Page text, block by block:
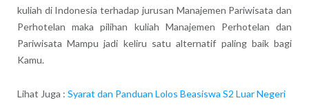
kuliah di Indonesia terhadap jurusan Manajemen Pariwisata dan
Perhotelan maka pilihan kuliah Manajemen Perhotelan dan
Pariwisata Mampu jadi keliru satu alternatif paling baik bagi
Kamu.
Lihat Juga : Syarat dan Panduan Lolos Beasiswa S2 Luar Negeri